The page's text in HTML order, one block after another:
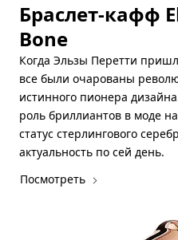
Браслет-кафф
Bone
Когда Эльзы Перетти
все были очарованы
истинного пионера
роль бриллиантов в моде
статус стерлингового
актуальность по сей день.
Посмотреть